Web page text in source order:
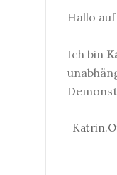
Hallo
Ich bin